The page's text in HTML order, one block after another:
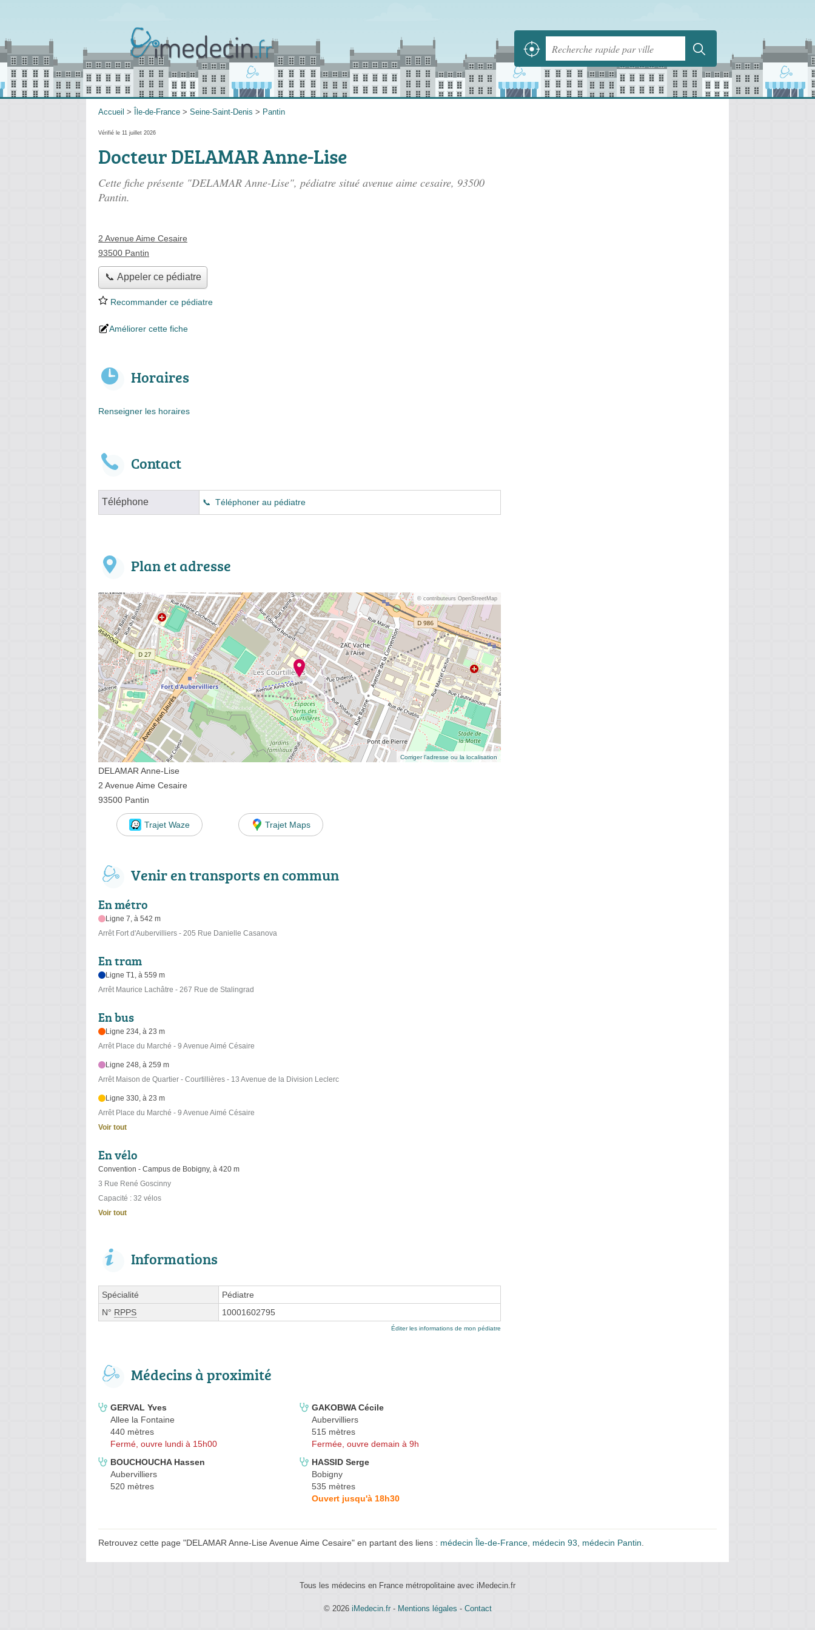
Accueil > Île-de-France > Seine-Saint-Denis > Pantin
Vérifié le 11 juillet 2026
Docteur DELAMAR Anne-Lise
Cette fiche présente "DELAMAR Anne-Lise", pédiatre situé avenue aime cesaire, 93500
Pantin.
2 Avenue Aime Cesaire
93500 Pantin
📞 Appeler ce pédiatre
Recommander ce pédiatre
Améliorer cette fiche
Horaires
Renseigner les horaires
Contact
Téléphone Téléphoner au pédiatre
Plan et adresse
© contributeurs OpenStreetMap
Corriger l’adresse ou la localisation
DELAMAR Anne-Lise
2 Avenue Aime Cesaire
93500 Pantin
Trajet Waze Trajet Maps
Venir en transports en commun
En métro
Ligne 7, à 542 m
Arrêt Fort d'Aubervilliers - 205 Rue Danielle Casanova
En tram
Ligne T1, à 559 m
Arrêt Maurice Lachâtre - 267 Rue de Stalingrad
En bus
Ligne 234, à 23 m
Arrêt Place du Marché - 9 Avenue Aimé Césaire
Ligne 248, à 259 m
Arrêt Maison de Quartier - Courtillières - 13 Avenue de la Division Leclerc
Ligne 330, à 23 m
Arrêt Place du Marché - 9 Avenue Aimé Césaire
Voir tout
En vélo
Convention - Campus de Bobigny, à 420 m
3 Rue René Goscinny
Capacité : 32 vélos
Voir tout
Informations
Spécialité
Pédiatre
N° RPPS 10001602795
Éditer les informations de mon pédiatre
Médecins à proximité
GERVAL Yves
Allee la Fontaine
440 mètres
Fermé, ouvre lundi à 15h00
GAKOBWA Cécile
Aubervilliers
515 mètres
Fermée, ouvre demain à 9h
BOUCHOUCHA Hassen
Aubervilliers
520 mètres
HASSID Serge
Bobigny
535 mètres
Ouvert jusqu'à 18h30
Retrouvez cette page "DELAMAR Anne-Lise Avenue Aime Cesaire" en partant des liens : médecin Île-de-France médecin 93 médecin Pantin
Tous les médecins en France métropolitaine avec iMedecin.fr
© 2026 iMedecin.fr - Mentions légales - Contact